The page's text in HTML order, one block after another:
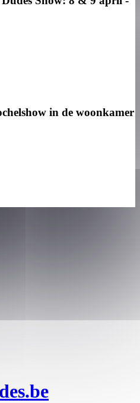
in de woonkamer